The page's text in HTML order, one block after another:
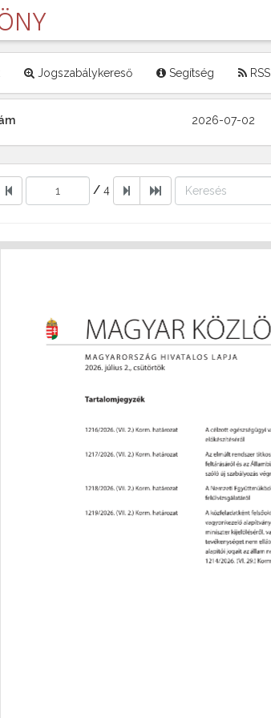
Jogszabálykereső Segítség RSS
2026-07-02
/ 4